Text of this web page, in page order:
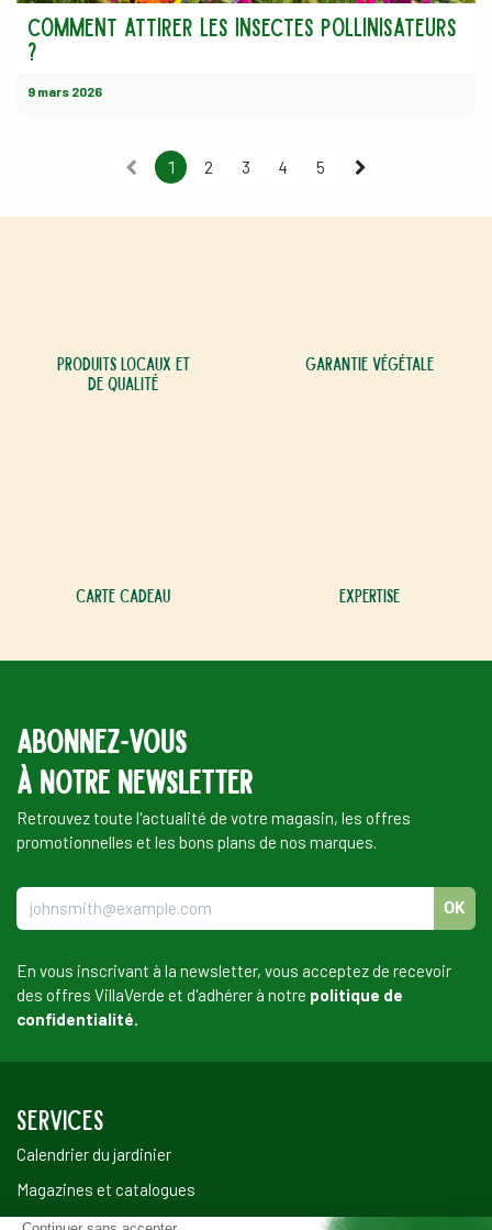
Comment attirer les insectes pollinisateurs
?
9 mars 2026
1 2 3 4 5
Produits locaux et
de qualité
Garantie végétale
Carte cadeau Expertise
OK
En vous inscrivant à la newsletter, vous acceptez de recevoir
des offres VillaVerde et d'adhérer à notre politique de
confidentialité.
Abonnez-vous
à notre newsletter
Retrouvez toute l'actualité de votre magasin, les offres
promotionnelles et les bons plans de nos marques.
SERVICES
Calendrier du jardinier
Magazines et catalogues
Notre programme de fidélité